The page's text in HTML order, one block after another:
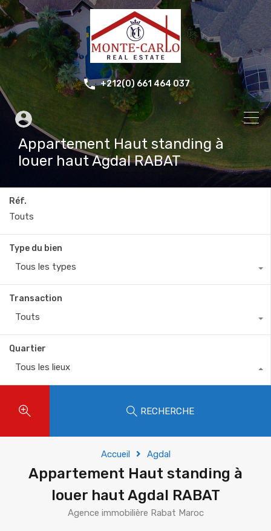
+212(0) 661 464 037
Appartement Haut standing à
louer haut Agdal RABAT
Réf.
Type du bien
Tous les types
Transaction
Touts
Quartier
Tous les lieux
RECHERCHE
Accueil Agdal
Appartement Haut standing à
louer haut Agdal RABAT
Agence immobilière Rabat Maroc